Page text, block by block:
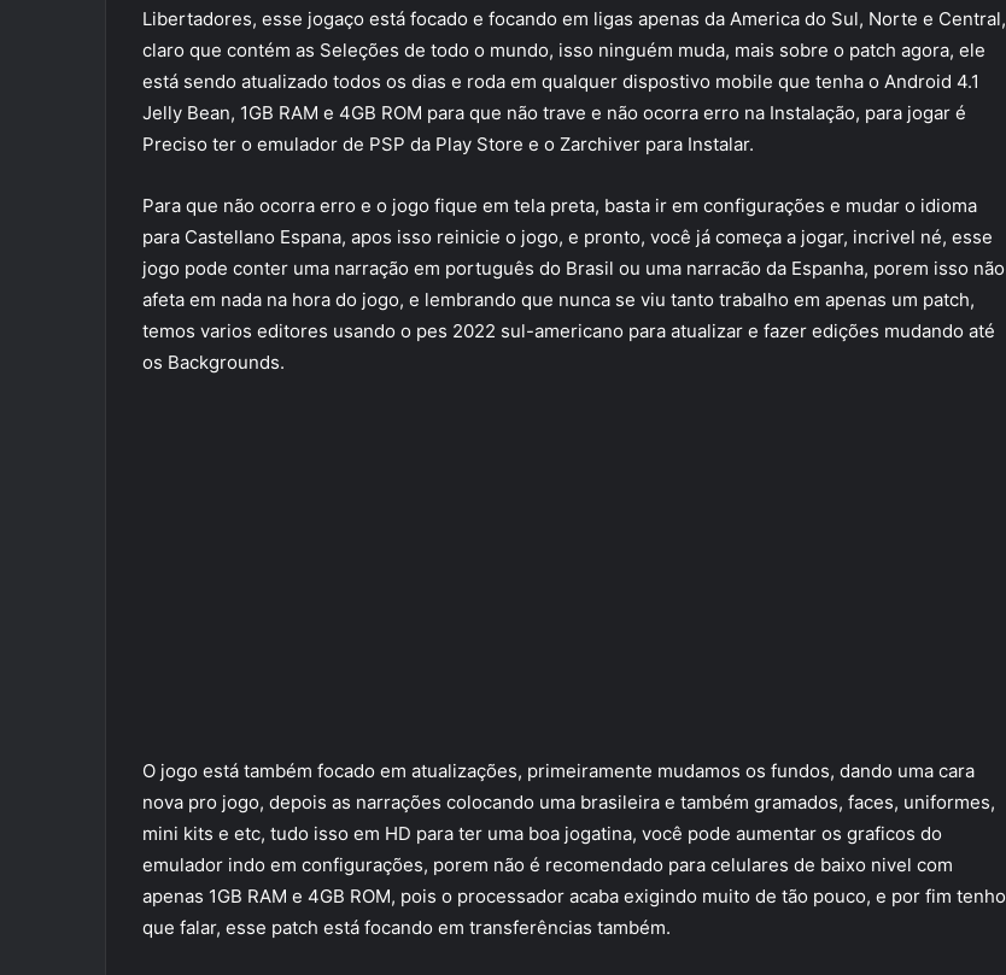
Libertadores, esse jogaço está focado e focando em ligas apenas da America do Sul, Norte e Central,
claro que contém as Seleções de todo o mundo, isso ninguém muda, mais sobre o patch agora, ele
está sendo atualizado todos os dias e roda em qualquer dispostivo mobile que tenha o Android 4.1
Jelly Bean, 1GB RAM e 4GB ROM para que não trave e não ocorra erro na Instalação, para jogar é
Preciso ter o emulador de PSP da Play Store e o Zarchiver para Instalar.
Para que não ocorra erro e o jogo fique em tela preta, basta ir em configurações e mudar o idioma
para Castellano Espana, apos isso reinicie o jogo, e pronto, você já começa a jogar, incrivel né, esse
jogo pode conter uma narração em português do Brasil ou uma narracão da Espanha, porem isso não
afeta em nada na hora do jogo, e lembrando que nunca se viu tanto trabalho em apenas um patch,
temos varios editores usando o pes 2022 sul-americano para atualizar e fazer edições mudando até
os Backgrounds.
O jogo está também focado em atualizações, primeiramente mudamos os fundos, dando uma cara
nova pro jogo, depois as narrações colocando uma brasileira e também gramados, faces, uniformes,
mini kits e etc, tudo isso em HD para ter uma boa jogatina, você pode aumentar os graficos do
emulador indo em configurações, porem não é recomendado para celulares de baixo nivel com
apenas 1GB RAM e 4GB ROM, pois o processador acaba exigindo muito de tão pouco, e por fim tenho
que falar, esse patch está focando em transferências também.